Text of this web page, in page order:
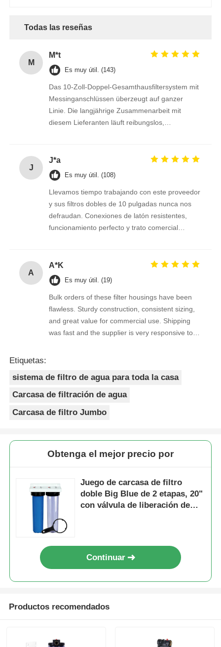
Todas las reseñas
M
M*t
Es muy útil. (143)
Das 10-Zoll-Doppel-Gesamthausfiltersystem mit
Messinganschlüssen überzeugt auf ganzer
Linie. Die langjährige Zusammenarbeit mit
diesem Lieferanten läuft reibungslos,
J
J*a
Es muy útil. (108)
Llevamos tiempo trabajando con este proveedor
y sus filtros dobles de 10 pulgadas nunca nos
defraudan. Conexiones de latón resistentes,
funcionamiento perfecto y trato comercial
A
A*K
Es muy útil. (19)
Bulk orders of these filter housings have been
flawless. Sturdy construction, consistent sizing,
and great value for commercial use. Shipping
was fast and the supplier is very responsive to
Etiquetas:
sistema de filtro de agua para toda la casa
Carcasa de filtración de agua
Carcasa de filtro Jumbo
Obtenga el mejor precio por
Juego de carcasa de filtro
doble Big Blue de 2 etapas, 20"
con válvula de liberación de
Continuar
Productos recomendados